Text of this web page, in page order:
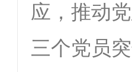
应，推动
三个党员